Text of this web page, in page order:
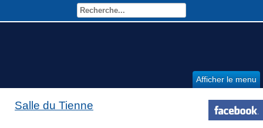
Afficher le menu
Salle du Tienne